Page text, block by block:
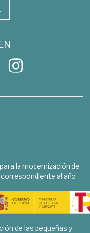
la modernización de
correspondiente al año
de las pequeñas y